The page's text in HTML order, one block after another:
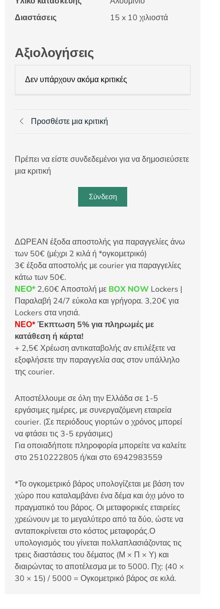
Διαστάσεις
15 x 10 χιλιοστά
Αξιολογήσεις
Δεν υπάρχουν ακόμα κριτικές
Προσθέστε μια κριτική
Πρέπει να είστε συνδεδεμένοι για να δημοσιεύσετε
μια κριτική
Σύνδεση
ΔΩΡΕΑΝ έξοδα αποστολής για παραγγελίες άνω
των 50€ (μέχρι 2 κιλά ή *ογκομετρικό)
3€ έξοδα αποστολής με courier για παραγγελίες
κάτω των 50€.
ΝΕΟ* 2,60€ Αποστολή με BOX NOW Lockers |
Παραλαβή 24/7 εύκολα και γρήγορα. 3,20€ για
Lockers στα νησιά.
ΝΕΟ*Έκπτωση 5% για πληρωμές με
κατάθεση ή κάρτα!
+ 2,5€ Χρέωση αντικαταβολής αν επιλέξετε να
εξοφλήσετε την παραγγελία σας στον υπάλληλο
της courier.
Αποστέλλουμε σε όλη την Ελλάδα σε 1-5
εργάσιμες ημέρες, με συνεργαζόμενη εταιρεία
courier. (Σε περιόδους γιορτών ο χρόνος μπορεί
να φτάσει τις 3-5 εργάσιμες)
Για οποιαδήποτε πληροφορία μπορείτε να καλείτε
στο 2510222805 ή/και στο 6942983559
*Το ογκομετρικό βάρος υπολογίζεται με βάση τον
χώρο που καταλαμβάνει ένα δέμα και όχι μόνο το
πραγματικό του βάρος. Οι μεταφορικές εταιρείες
χρεώνουν με το μεγαλύτερο από τα δύο, ώστε να
ανταποκρίνεται στο κόστος μεταφοράς.Ο
υπολογισμός του γίνεται πολλαπλασιάζοντας τις
τρεις διαστάσεις του δέματος (Μ × Π × Υ) και
διαιρώντας το αποτέλεσμα με το 5000. Πχ: (40 ×
30 × 15) / 5000 = Ογκομετρικό βάρος σε κιλά.